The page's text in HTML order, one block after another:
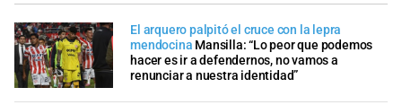
El arquero palpitó el cruce con la lepra
mendocina Mansilla: “Lo peor que podemos
hacer es ir a defendernos, no vamos a
renunciar a nuestra identidad”